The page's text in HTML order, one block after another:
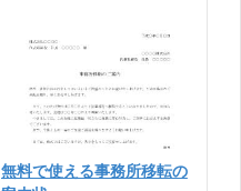
無料で使える事務所移転の